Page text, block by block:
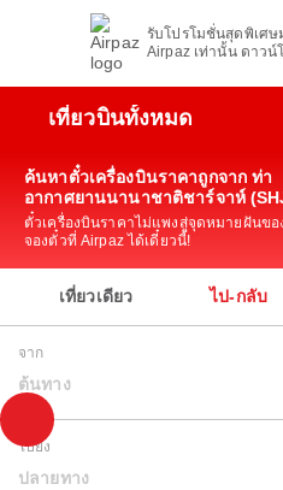
รับโปรโมชั่นสุดพิเศ
Airpaz เท่านั้น ดาว
เที่ยวบินทั้งหมด
ค้นหาตั๋วเครื่องบินราคาถูกจาก ท่า
อากาศยานนานาชาติชาร์จาห์
ตั๋วเครื่องบินราคาไม่แพงสู่จุดหมายฝันข
จองตั๋วที่ Airpaz ได้เดี๋ยวนี้!
เที่ยวเดียว ไป-กลับ
จาก
ต้นทาง
ไปยัง
ปลายทาง